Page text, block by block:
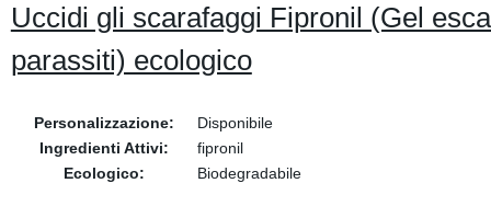
Uccidi gli scarafaggi Fipronil (Gel
parassiti) ecologico
Personalizzazione:
Disponibile
Ingredienti Attivi:
fipronil
Ecologico:
Biodegradabile